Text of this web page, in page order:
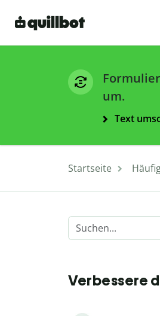
um.
Text
Startseite
Verbessere